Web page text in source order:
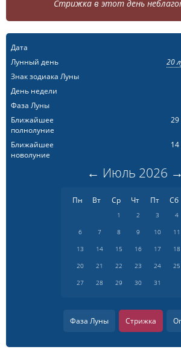
Стрижка в этот день
Дата
Лунный день
20
Знак зодиака Луны
День недели
Фаза Луны
Ближайшее
полнолуние
29
Ближайшее
новолуние
← Июль 2026 →
Пн Вт Ср Чт Пт Сб
1 2 3 4
6
7 8 9 10 11
13
14 15 16 17 18
20
21 22 23 24 25
27
28 29 30 31
Фаза Луны Стрижка